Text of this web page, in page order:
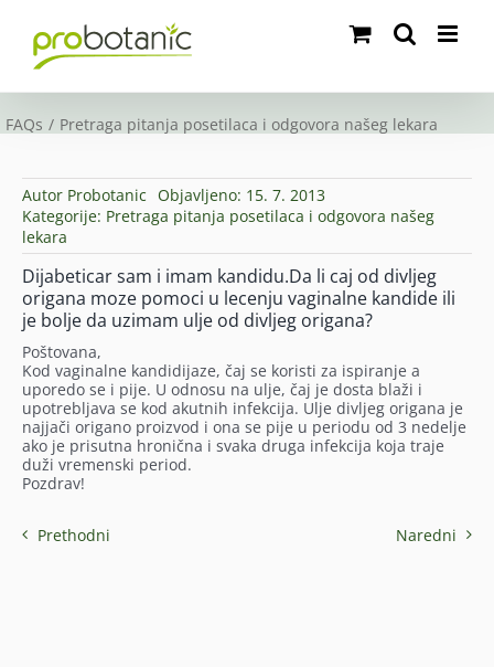
content
FAQs Pretraga pitanja posetilaca i odgovora našeg lekara
Autor Probotanic Objavljeno: 15. 7. 2013
Kategorije: Pretraga pitanja posetilaca i odgovora našeg
lekara
Dijabeticar sam i imam kandidu.Da li caj od divljeg
origana moze pomoci u lecenju vaginalne kandide ili
je bolje da uzimam ulje od divljeg origana?
Poštovana,
Kod vaginalne kandidijaze, čaj se koristi za ispiranje a
uporedo se i pije. U odnosu na ulje, čaj je dosta blaži i
upotrebljava se kod akutnih infekcija. Ulje divljeg origana je
najjači origano proizvod i ona se pije u periodu od 3 nedelje
ako je prisutna hronična i svaka druga infekcija koja traje
duži vremenski period.
Pozdrav!
Prethodni Naredni